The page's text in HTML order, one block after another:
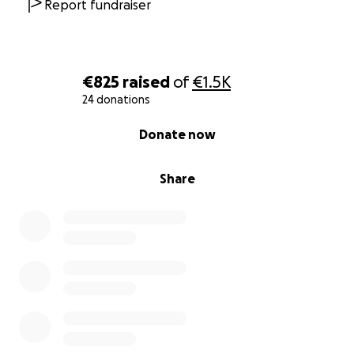
€825 raised of€1.5K
24 donations
Share
Donate now
la comunicazione e la promozione del festival
Perché donare?
portare la grande musica nei piccoli borghi;
Report fundraiser